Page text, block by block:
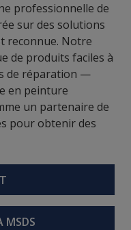
professionnelle de
sur des solutions
reconnue. Notre
de produits faciles à
de réparation —
en peinture
un partenaire de
pour obtenir des
MSDS